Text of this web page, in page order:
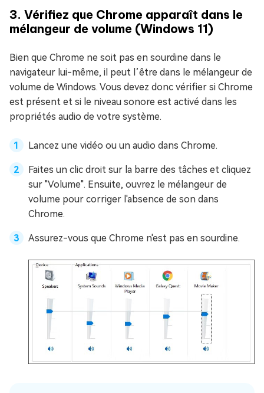
3. Vérifiez que Chrome apparaît dans le
mélangeur de volume (Windows 11)
Bien que Chrome ne soit pas en sourdine dans le
navigateur lui-même, il peut l’être dans le mélangeur de
volume de Windows. Vous devez donc vérifier si Chrome
est présent et si le niveau sonore est activé dans les
propriétés audio de votre système.
Lancez une vidéo ou un audio dans Chrome.
Faites un clic droit sur la barre des tâches et cliquez
sur "Volume". Ensuite, ouvrez le mélangeur de
volume pour corriger l'absence de son dans
Chrome.
Assurez-vous que Chrome n'est pas en sourdine.